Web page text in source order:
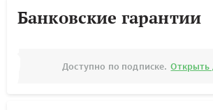
Банковские гарантии
Доступно по подписке. Открыть